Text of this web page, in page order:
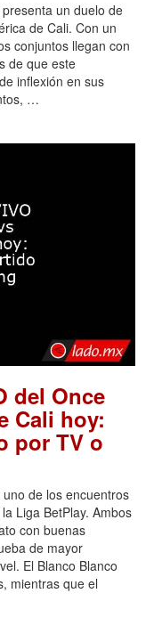
un duelo de
de Cali. Con un
conjuntos llegan con
de que este
inflexión en sus
…
del Once
Cali hoy:
por TV o
de los encuentros
Liga BetPlay. Ambos
con buenas
de mayor
El Blanco Blanco
mientras que el